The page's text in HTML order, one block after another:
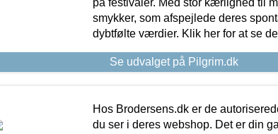
smykker, som afspejlede deres
dybtfølte værdier. Klik her for at se
Se udvalget på Pilgrim.dk
Hos Brodersens.dk er de
du ser i deres webshop. Det er din